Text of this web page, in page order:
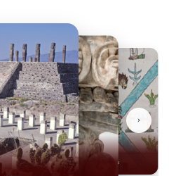
Mexicas
›